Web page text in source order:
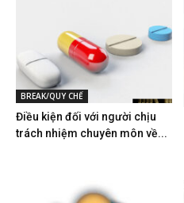
BREAK/QUY CHẾ
Điều kiện đối với người chịu
trách nhiệm chuyên môn về...